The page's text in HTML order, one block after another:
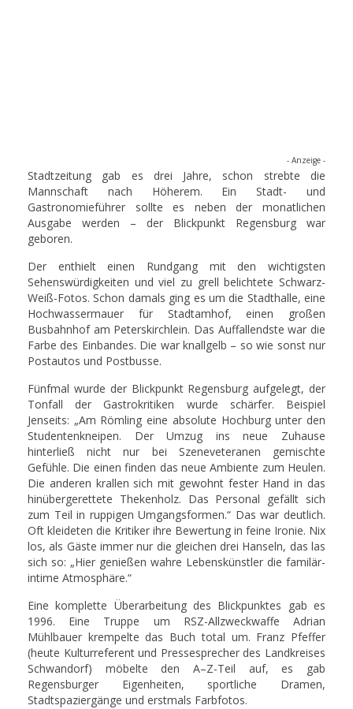
- Anzeige -
Stadtzeitung gab es drei Jahre, schon strebte die
Mannschaft nach Höherem. Ein Stadt- und
Gastronomieführer sollte es neben der monatlichen
Ausgabe werden – der Blickpunkt Regensburg war
geboren.
Der enthielt einen Rundgang mit den wichtigsten
Sehenswürdigkeiten und viel zu grell belichtete Schwarz-
Weiß-Fotos. Schon damals ging es um die Stadthalle, eine
Hochwassermauer für Stadtamhof, einen großen
Busbahnhof am Peterskirchlein. Das Auffallendste war die
Farbe des Einbandes. Die war knallgelb – so wie sonst nur
Postautos und Postbusse.
Fünfmal wurde der Blickpunkt Regensburg aufgelegt, der
Tonfall der Gastrokritiken wurde schärfer. Beispiel
Jenseits: „Am Römling eine absolute Hochburg unter den
Studentenkneipen. Der Umzug ins neue Zuhause
hinterließ nicht nur bei Szeneveteranen gemischte
Gefühle. Die einen finden das neue Ambiente zum Heulen.
Die anderen krallen sich mit gewohnt fester Hand in das
hinübergerettete Thekenholz. Das Personal gefällt sich
zum Teil in ruppigen Umgangsformen.“ Das war deutlich.
Oft kleideten die Kritiker ihre Bewertung in feine Ironie. Nix
los, als Gäste immer nur die gleichen drei Hanseln, das las
sich so: „Hier genießen wahre Lebenskünstler die familär-
intime Atmosphäre.“
Eine komplette Überarbeitung des Blickpunktes gab es
1996. Eine Truppe um RSZ-Allzweckwaffe Adrian
Mühlbauer krempelte das Buch total um. Franz Pfeffer
(heute Kulturreferent und Pressesprecher des Landkreises
Schwandorf) möbelte den A–Z-Teil auf, es gab
Regensburger Eigenheiten, sportliche Dramen,
Stadtspaziergänge und erstmals Farbfotos.